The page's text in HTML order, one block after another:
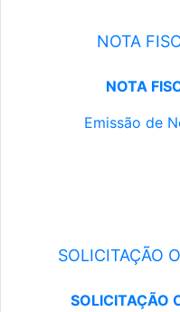
NOTA
NOTA
Emissão de
SOLICITAÇÃO
SOLICITAÇÃO